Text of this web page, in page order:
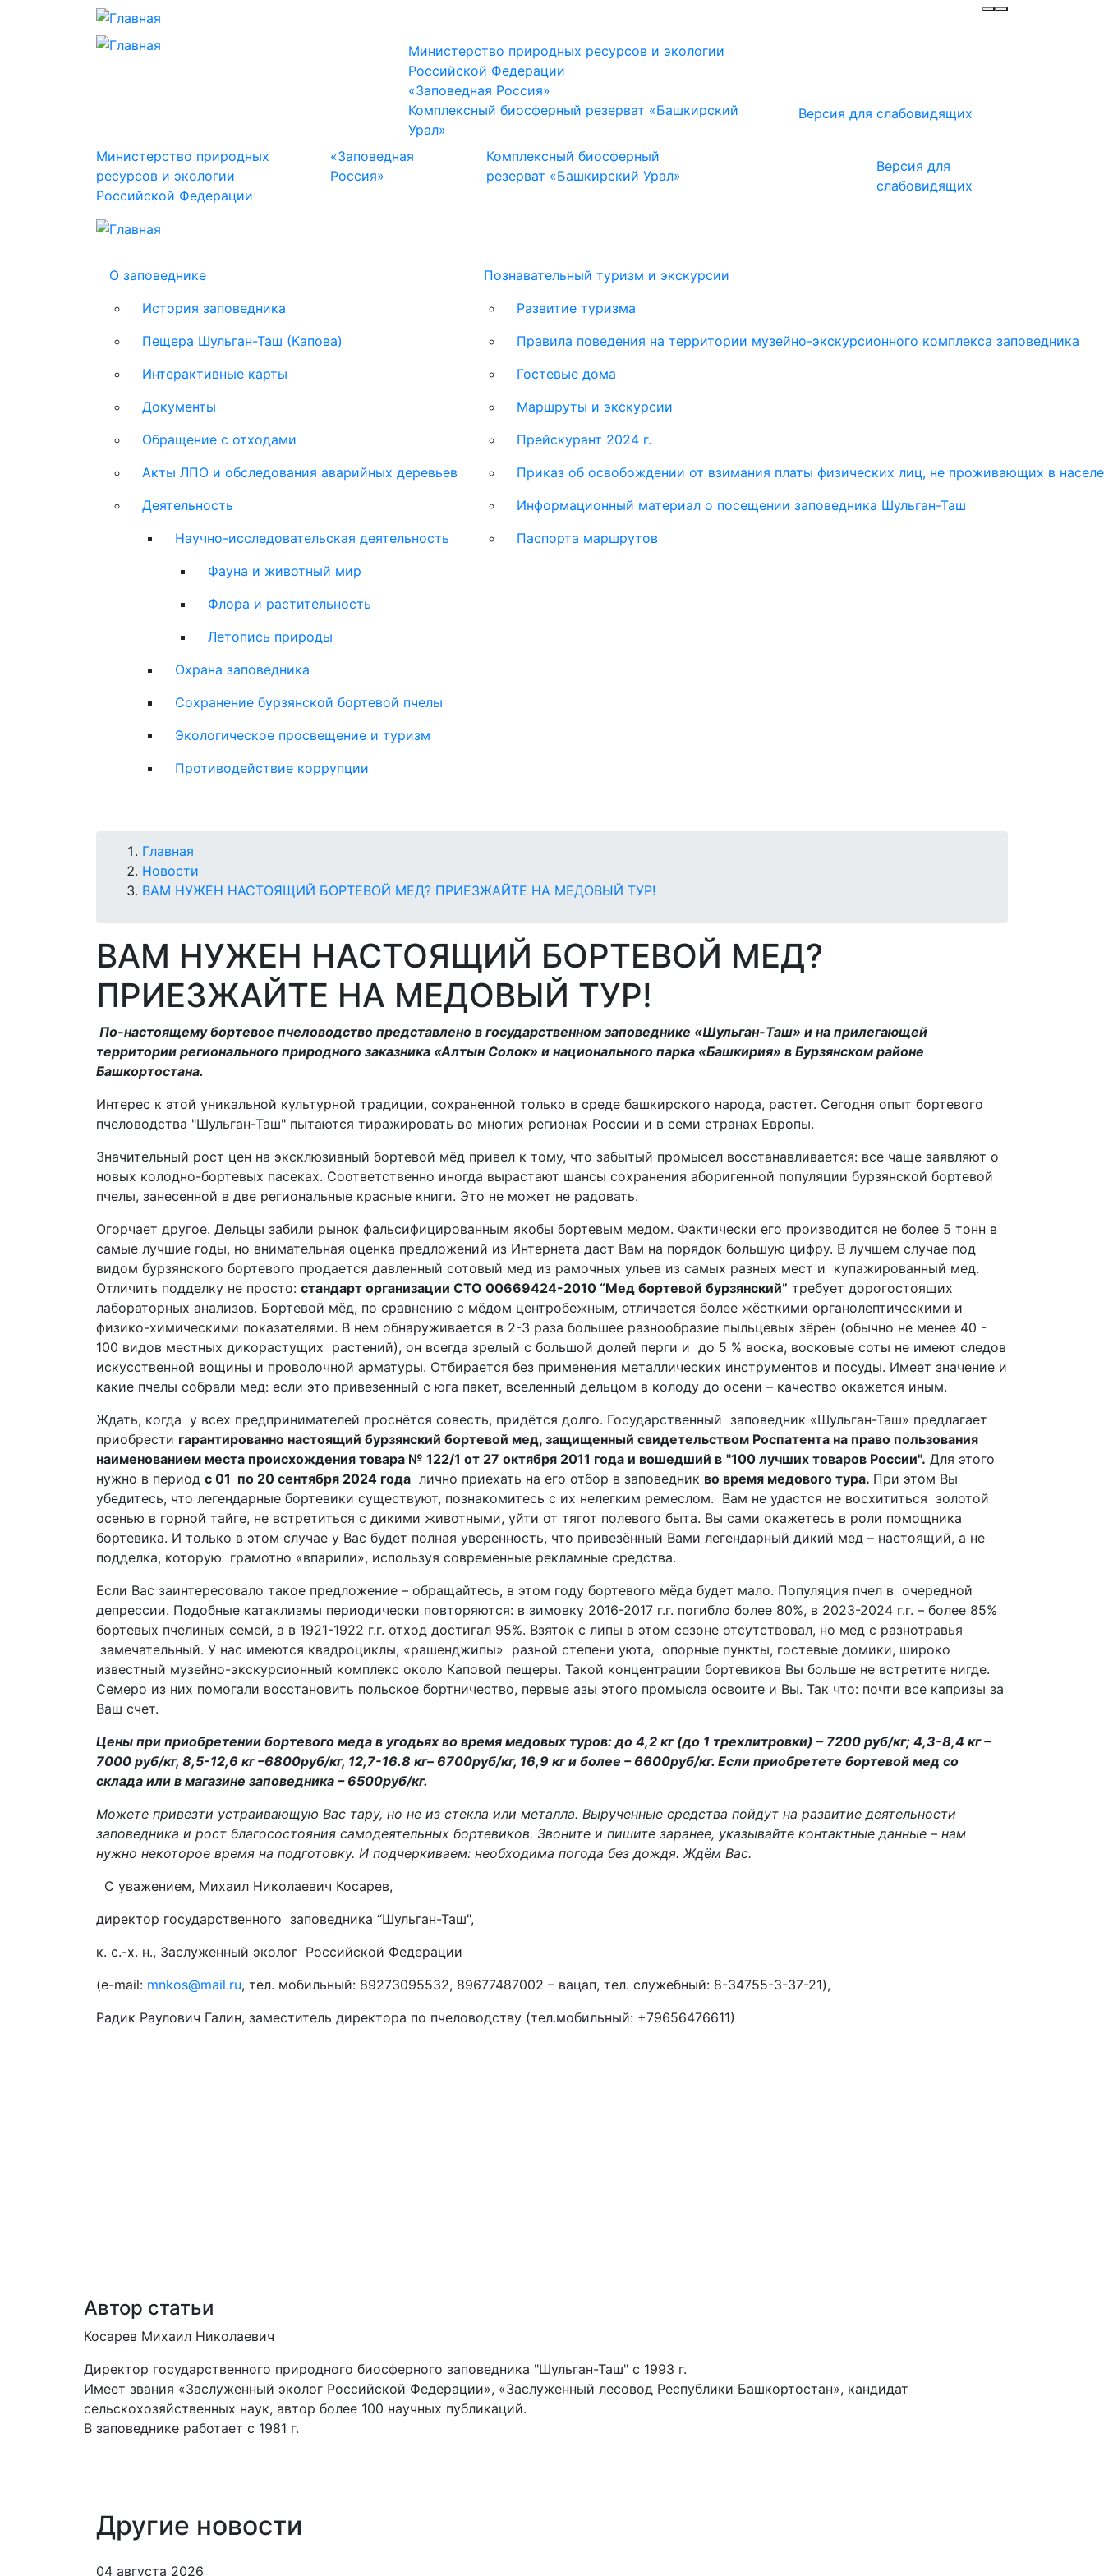
Министерство природных ресурсов и экологии
Российской Федерации
«Заповедная Россия»
Комплексный биосферный резерват «Башкирский
Урал»
Версия для слабовидящих
Министерство природных
ресурсов и экологии
Российской Федерации
«Заповедная
Россия»
Комплексный биосферный
резерват «Башкирский Урал»
Версия для
слабовидящих
Main
navigation
О заповеднике
История заповедника
Пещера Шульган-Таш (Капова)
Интерактивные карты
Документы
Обращение с отходами
Акты ЛПО и обследования аварийных деревьев
Деятельность
Научно-исследовательская деятельность
Фауна и животный мир
Флора и растительность
Летопись природы
Охрана заповедника
Сохранение бурзянской бортевой пчелы
Экологическое просвещение и туризм
Противодействие коррупции
Познавательный туризм и экскурсии
Развитие туризма
Правила поведения на территории музейно-экскурсионного комплекса заповедника
Гостевые дома
Маршруты и экскурсии
Прейскурант 2024 г.
Приказ об освобождении от взимания платы физических лиц, не проживающих в
Информационный материал о посещении заповедника Шульган-Таш
Паспорта маршрутов
Строка
навигации
Главная
Новости
ВАМ НУЖЕН НАСТОЯЩИЙ БОРТЕВОЙ МЕД? ПРИЕЗЖАЙТЕ НА МЕДОВЫЙ ТУР!
ВАМ НУЖЕН НАСТОЯЩИЙ БОРТЕВОЙ МЕД?
ПРИЕЗЖАЙТЕ НА МЕДОВЫЙ ТУР!
По-настоящему бортевое пчеловодство представлено в государственном заповеднике «Шульган-Таш» и на прилегающей
территории регионального природного заказника «Алтын Солок» и национального парка «Башкирия» в Бурзянском районе
Башкортостана.
Интерес к этой уникальной культурной традиции, сохраненной только в среде башкирского народа, растет. Сегодня опыт бортевого
пчеловодства "Шульган-Таш" пытаются тиражировать во многих регионах России и в семи странах Европы.
Значительный рост цен на эксклюзивный бортевой мёд привел к тому, что забытый промысел восстанавливается: все чаще заявляют о
новых колодно-бортевых пасеках. Соответственно иногда вырастают шансы сохранения аборигенной популяции бурзянской бортевой
пчелы, занесенной в две региональные красные книги. Это не может не радовать.
Огорчает другое. Дельцы забили рынок фальсифицированным якобы бортевым медом. Фактически его производится не более 5 тонн в
самые лучшие годы, но внимательная оценка предложений из Интернета даст Вам на порядок большую цифру. В лучшем случае под
видом бурзянского бортевого продается давленный сотовый мед из рамочных ульев из самых разных мест и купажированный мед.
Отличить подделку не просто: стандарт организации СТО 00669424-2010 “Мед бортевой бурзянский” требует дорогостоящих
лабораторных анализов. Бортевой мёд, по сравнению с мёдом центробежным, отличается более жёсткими органолептическими и
физико-химическими показателями. В нем обнаруживается в 2-3 раза большее разнообразие пыльцевых зёрен (обычно не менее 40 -
100 видов местных дикорастущих растений), он всегда зрелый с большой долей перги и до 5 % воска, восковые соты не имеют следов
искусственной вощины и проволочной арматуры. Отбирается без применения металлических инструментов и посуды. Имеет значение и
какие пчелы собрали мед: если это привезенный с юга пакет, вселенный дельцом в колоду до осени – качество окажется иным.
Ждать, когда у всех предпринимателей проснётся совесть, придётся долго. Государственный заповедник «Шульган-Таш» предлагает
приобрести гарантированно настоящий бурзянский бортевой мед, защищенный свидетельством Роспатента на право пользования
наименованием места происхождения товара № 122/1 от 27 октября 2011 года и вошедший в "100 лучших товаров России". Для этого
нужно в период с 01 по 20 сентября 2024 года лично приехать на его отбор в заповедник во время медового тура. При этом Вы
убедитесь, что легендарные бортевики существуют, познакомитесь с их нелегким ремеслом. Вам не удастся не восхититься золотой
осенью в горной тайге, не встретиться с дикими животными, уйти от тягот полевого быта. Вы сами окажетесь в роли помощника
бортевика. И только в этом случае у Вас будет полная уверенность, что привезённый Вами легендарный дикий мед – настоящий, а не
подделка, которую грамотно «впарили», используя современные рекламные средства.
Если Вас заинтересовало такое предложение – обращайтесь, в этом году бортевого мёда будет мало. Популяция пчел в очередной
депрессии. Подобные катаклизмы периодически повторяются: в зимовку 2016-2017 г.г. погибло более 80%, в 2023-2024 г.г. – более 85%
бортевых пчелиных семей, а в 1921-1922 г.г. отход достигал 95%. Взяток с липы в этом сезоне отсутствовал, но мед с разнотравья
замечательный. У нас имеются квадроциклы, «рашенджипы» разной степени уюта, опорные пункты, гостевые домики, широко
известный музейно-экскурсионный комплекс около Каповой пещеры. Такой концентрации бортевиков Вы больше не встретите нигде.
Семеро из них помогали восстановить польское бортничество, первые азы этого промысла освоите и Вы. Так что: почти все капризы за
Ваш счет.
Цены при приобретении бортевого меда в угодьях во время медовых туров: до 4,2 кг (до 1 трехлитровки) – 7200 руб/кг; 4,3-8,4 кг –
7000 руб/кг, 8,5-12,6 кг –6800руб/кг, 12,7-16.8 кг– 6700руб/кг, 16,9 кг и более – 6600руб/кг. Если приобретете бортевой мед со
склада или в магазине заповедника – 6500руб/кг.
Можете привезти устраивающую Вас тару, но не из стекла или металла. Вырученные средства пойдут на развитие деятельности
заповедника и рост благосостояния самодеятельных бортевиков. Звоните и пишите заранее, указывайте контактные данные – нам
нужно некоторое время на подготовку. И подчеркиваем: необходима погода без дождя. Ждём Вас.
С уважением, Михаил Николаевич Косарев,
директор государственного заповедника “Шульган-Таш",
к. с.-х. н., Заслуженный эколог Российской Федерации
(e-mail: mnkos@mail.ru, тел. мобильный: 89273095532, 89677487002 – вацап, тел. служебный: 8-34755-3-37-21),
Радик Раулович Галин, заместитель директора по пчеловодству (тел.мобильный: +79656476611)
Автор статьи
Косарев Михаил Николаевич
Директор государственного природного биосферного заповедника "Шульган-Таш" с 1993 г.
Имеет звания «Заслуженный эколог Российской Федерации», «Заслуженный лесовод Республики Башкортостан», кандидат
сельскохозяйственных наук, автор более 100 научных публикаций.
В заповеднике работает с 1981 г.
Другие новости
04 августа 2026